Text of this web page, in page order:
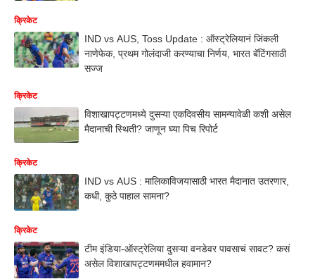
क्रिकेट
IND vs AUS, Toss Update : ऑस्ट्रेलियानं जिंकली
नाणेफेक, प्रथम गोलंदाजी करण्याचा निर्णय, भारत बॅटिंगसाठी
सज्ज
क्रिकेट
विशाखापट्टणमध्ये दुसऱ्या एकदिवसीय सामन्यावेळी कशी असेल
मैदानाची स्थिती? जाणून घ्या पिच रिपोर्ट
क्रिकेट
IND vs AUS : मालिकाविजयासाठी भारत मैदानात उतरणार,
कधी, कुठे पाहाल सामना?
क्रिकेट
टीम इंडिया-ऑस्ट्रेलिया दुसऱ्या वनडेवर पावसाचं सावट? कसं
असेल विशाखापट्टणममधील हवामान?